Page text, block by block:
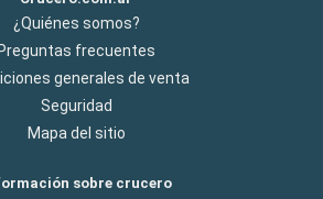
¿Quiénes somos?
Preguntas frecuentes
generales de venta
Seguridad
Mapa del sitio
sobre crucero